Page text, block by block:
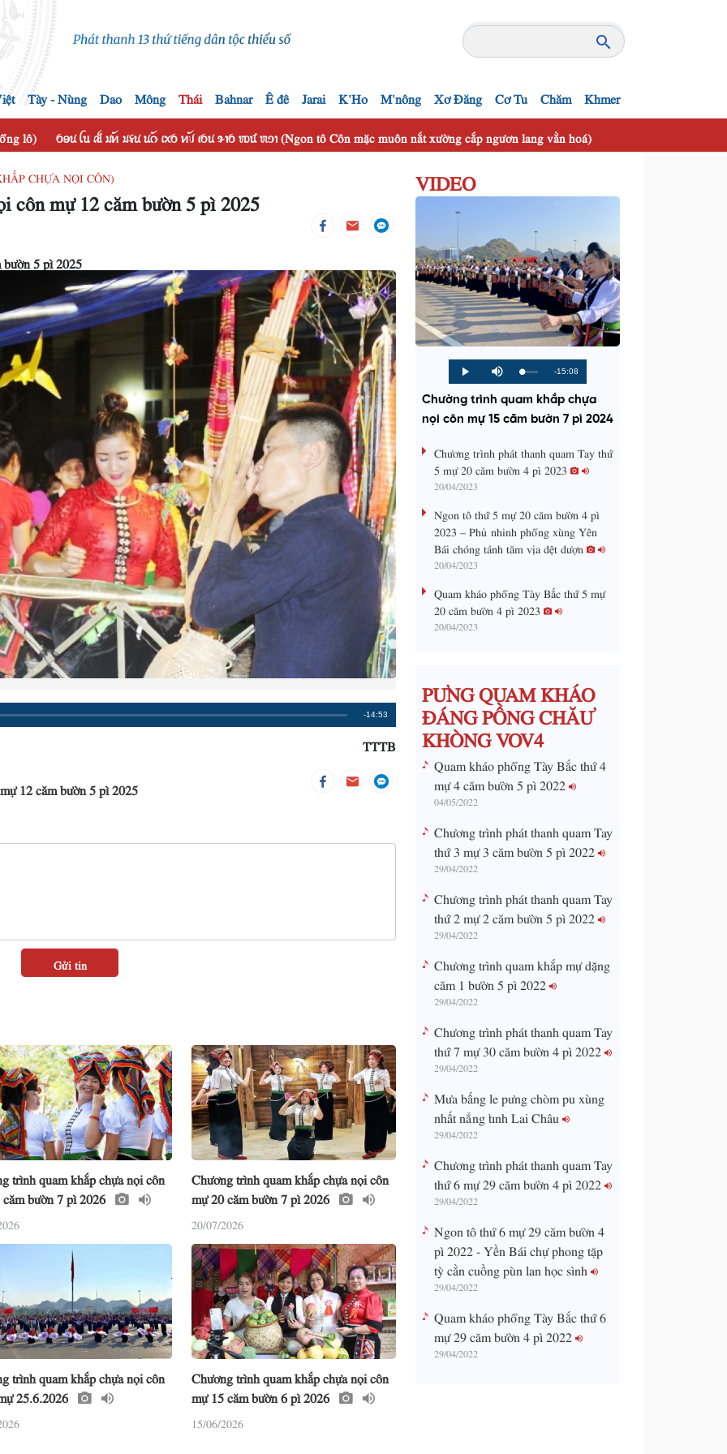
Tày - Nùng Dao Mông Thái Bahnar Ê đê Jarai K'Ho M'nông Xơ Đăng Cơ Tu Chăm Khmer
lô) ꪉꪮꪙ ꪶꪕ ꫛ ꪣꪀꪰ ꪣꪺꪙ ꪙꪒꪰ ꪹꪎꪉ ꪀꪚꪰ ꪹꪉꪙ ꪩꪱꪉ ꪪꪽ ꪬꪫꪱ (Ngon tô Côn mặc muôn nắt xường cắp ngươn lang vằn hoá)
CHỰA NỌI CÔN)
côn mự 12 căm bườn 5 pì 2025
5 pì 2025
Remaining
-14:53
TTTB
12 căm bườn 5 pì 2025
trình quam khắp chựa nọi côn
bườn 7 pì 2026
Chương trình quam khắp chựa nọi côn
mự 20 căm bườn 7 pì 2026
20/07/2026
trình quam khắp chựa nọi côn
25.6.2026
Chương trình quam khắp chựa nọi côn
mự 15 căm bườn 6 pì 2026
15/06/2026
VIDEO
P
l
y
M
u
e
L
o
d
d
:
P
r
g
e
s
%
R
e
m
i
T
i
-15:08
Chường trình quam khắp chựa
nọi côn mự 15 căm bườn 7 pì 2024
Chương trình phát thanh quam Tay thứ
5 mự 20 căm bườn 4 pì 2023
20/04/2023
Ngon tô thứ 5 mự 20 căm bườn 4 pì
2023 – Phủ nhinh phổng xùng Yên
Bái chóng tánh tăm vịa dệt dượn
20/04/2023
Quam kháo phổng Tày Bắc thứ 5 mự
20 căm bườn 4 pì 2023
20/04/2023
PƯNG QUAM KHÁO
ĐÁNG PỒNG CHĂƯ
KHÒNG VOV4
Quam kháo phổng Tày Bắc thứ 4
mự 4 căm bườn 5 pì 2022
04/05/2022
Chương trình phát thanh quam Tay
thứ 3 mự 3 căm bườn 5 pì 2022
29/04/2022
Chương trình phát thanh quam Tay
thứ 2 mự 2 căm bườn 5 pì 2022
29/04/2022
Chương trình quam khắp mự dặng
căm 1 bườn 5 pì 2022
29/04/2022
Chương trình phát thanh quam Tay
thứ 7 mự 30 căm bườn 4 pì 2022
29/04/2022
Mưa bấng le pưng chòm pu xùng
nhất nẳng tỉnh Lai Châu
29/04/2022
Chương trình phát thanh quam Tay
thứ 6 mự 29 căm bườn 4 pì 2022
29/04/2022
Ngon tô thứ 6 mự 29 căm bườn 4
pì 2022 - Yền Bái chự phong tặp
tỳ cằn cuồng pùn lan học sình
29/04/2022
Quam kháo phổng Tày Bắc thứ 6
mự 29 căm bườn 4 pì 2022
29/04/2022